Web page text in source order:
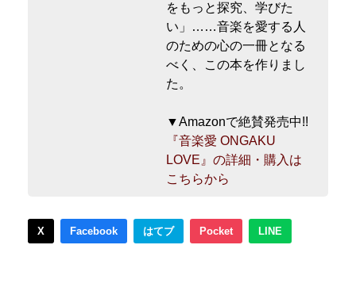
をもっと探究、学びた
い」……音楽を愛する人
のための心の一冊となる
べく、この本を作りまし
た。
▼Amazonで絶賛発売中!!
『音楽愛 ONGAKU
LOVE』の詳細・購入は
こちらから
X Facebook はてブ Pocket LINE